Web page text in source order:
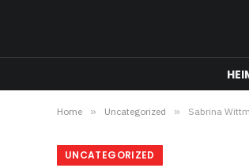
Home » Uncategorized » Sabrina
UNCATEGORIZED